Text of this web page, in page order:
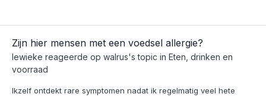
Zijn hier mensen met een voedsel allergie?
lewieke reageerde op walrus's topic in Eten, drinken en
voorraad
Ikzelf ontdekt rare symptomen nadat ik regelmatig veel hete